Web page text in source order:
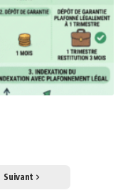
Suivant